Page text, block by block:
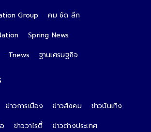
Group
คม ชัด ลึก
Spring News
Tnews ฐานเศรษฐกิจ
ข่าวการเมือง ข่าวสังคม
ข่าวบันเทิง
ข่าววาไรตี้
ข่าวต่างประเทศ